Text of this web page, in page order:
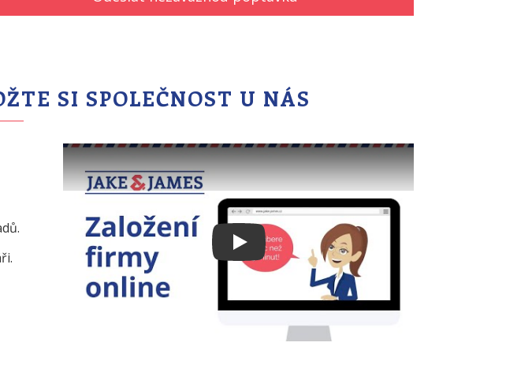
SI SPOLEČNOST U NÁS
Play: Založení firmy na dálku a bez starostí